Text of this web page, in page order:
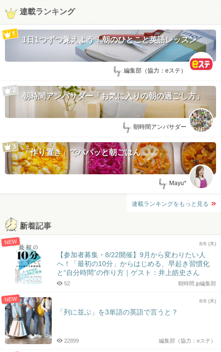
連載ランキング
1日1つずつ覚えよう！朝のひとこと英語レッスン
by: 編集部（協力：eステ）
朝時間アンバサダー「お気に入りの朝の過ごし方」
by: 朝時間アンバサダー
「作り置き」でパパッと朝ごはん
by: Mayu*
連載ランキングをもっと見る
新着記事
NEW 8/6 (木)
【参加者募集・8/22開催】9月から変わりたい人
へ！「最初の10分」からはじめる、早起き習慣化
と“自分時間”の作り方｜ゲスト：井上皓史さん
朝時間.jp編集部
52
NEW 8/6 (木)
「列に並ぶ」を3単語の英語で言うと？
編集部（協力：eステ）
22899